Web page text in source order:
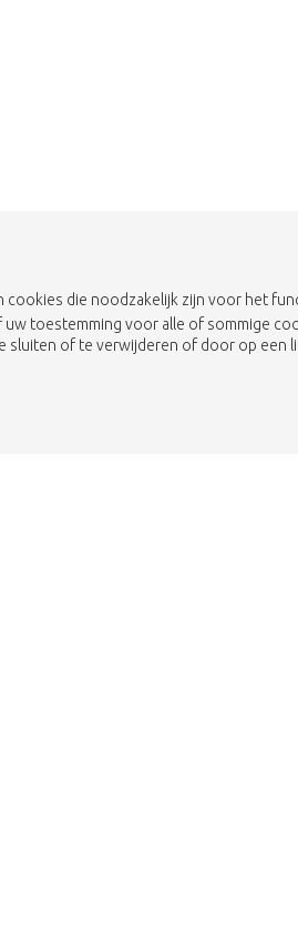
cookies die noodzakelijk zijn voor het
toestemming voor alle of sommige
sluiten of te verwijderen of door op een